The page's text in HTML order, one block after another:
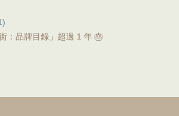
：品牌目錄」超過 1 年 🎂